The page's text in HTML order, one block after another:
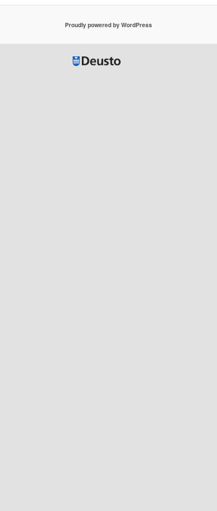
Proudly powered by WordPress